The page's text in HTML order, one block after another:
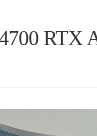
RTX